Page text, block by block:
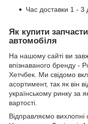
Час доставки 1 - 3
Як купити
автомобіля
На нашому сайті ви
впізнаваного бренду -
Хетчбек. Ми свідомо
асортимент, так як він
українському ринку за
вартості.
Відправляємо вихлопні